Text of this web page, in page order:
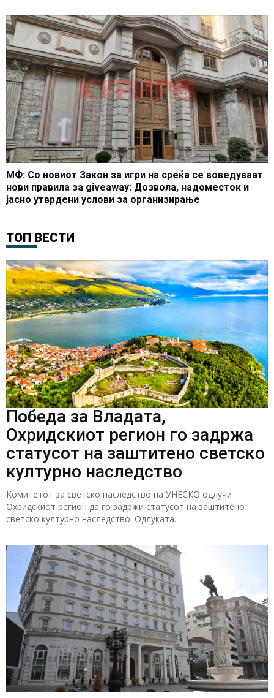
МФ: Со новиот Закон за игри на среќа се воведуваат
нови правила за giveaway: Дозвола, надоместок и
јасно утврдени услови за организирање
ТОП ВЕСТИ
Победа за Владата,
Охридскиот регион го задржа
статусот на заштитено светско
културно наследство
Комитетот за светско наследство на УНЕСКО одлучи
Охридскиот регион да го задржи статусот на заштитено
светско културно наследство. Одлуката...